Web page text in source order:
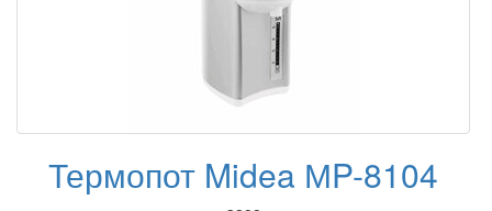
Термопот Midea МP-8104